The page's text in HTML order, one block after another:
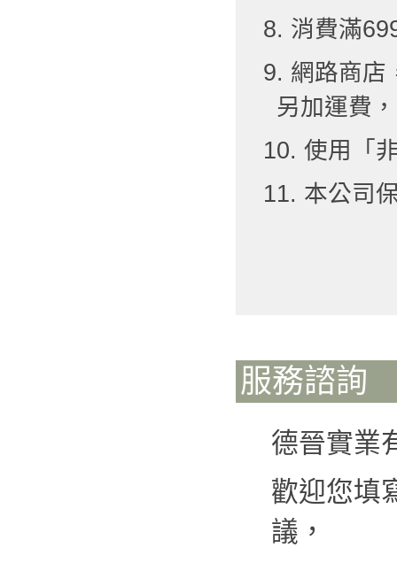
8. 消費滿
9. 網路商店
另加運費
10. 使用「
11. 本公司
服務諮詢
德晉實業
歡迎您填
議，